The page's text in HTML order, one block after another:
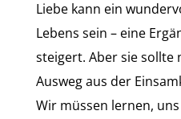
Liebe kann ein
Lebens sein – eine
steigert. Aber sie sollte
Ausweg aus der
Wir müssen lernen,